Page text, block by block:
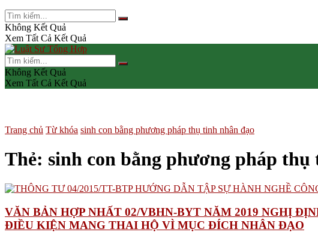
Không Kết Quả
Xem Tất Cả Kết Quả
Không Kết Quả
Xem Tất Cả Kết Quả
Trang chủ Từ khóa sinh con bằng phương pháp thụ tinh nhân đạo
Thẻ: sinh con bằng phương pháp thụ
VĂN BẢN HỢP NHẤT 02/VBHN-BYT NĂM 2019 NGHỊ
ĐIỀU KIỆN MANG THAI HỘ VÌ MỤC ĐÍCH NHÂN ĐẠO